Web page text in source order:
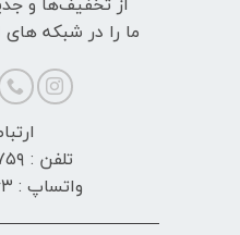
ما را در شبکه های
تلفن : ۶۶۹۷۴۷۵۹-۰۲۱
واتساپ : ۰۶۹۵۷۶۳-۰۹۱۹